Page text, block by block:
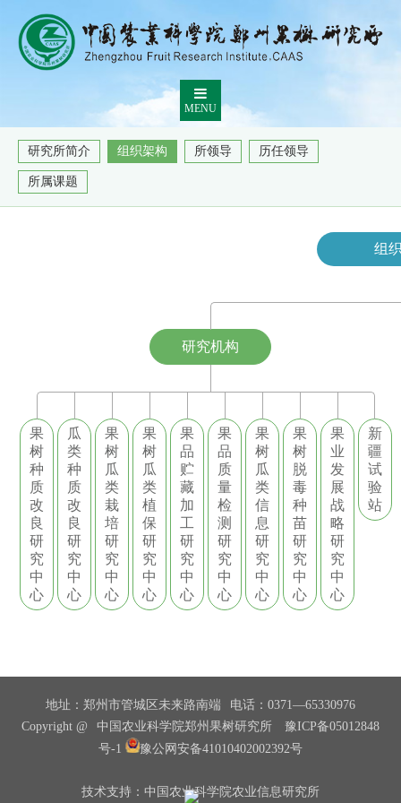
MENU
研究所简介 组织架构 所领导 历任领导
所属课题
组
研究机构
果
树
种
质
改
良
研
究
中
心
瓜
类
种
质
改
良
研
究
中
心
果
树
瓜
类
栽
培
研
究
中
心
果
树
瓜
类
植
保
研
究
中
心
果
品
贮
藏
加
工
研
究
中
心
果
品
质
量
检
测
研
究
中
心
果
树
瓜
类
信
息
研
究
中
心
果
树
脱
毒
种
苗
研
究
中
心
果
业
发
展
战
略
研
究
中
心
新
疆
试
验
站
地址：郑州市管城区未来路南端
电话：0371—65330976
Copyright @
中国农业科学院郑州果树研究所
豫ICP备05012848
号-1
豫公网安备41010402002392号
技术支持：中国农业科学院农业信息研究所